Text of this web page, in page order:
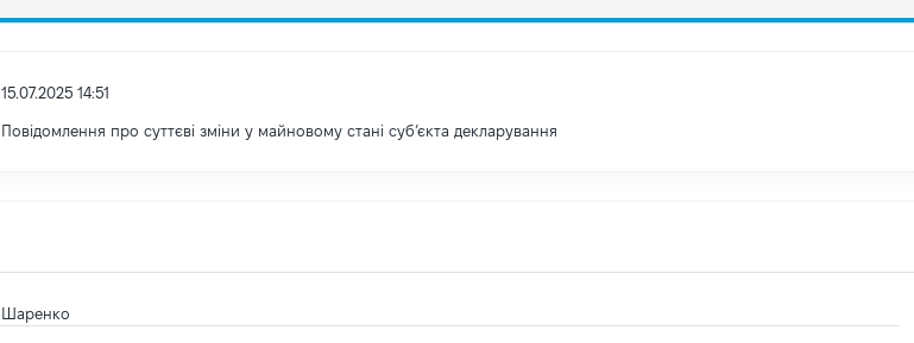
15.07.2025 14:51
Повідомлення про суттєві зміни у майновому стані субʼєкта декларування
Шаренко